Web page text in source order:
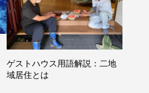
ゲストハウス用語解説：二地
域居住とは